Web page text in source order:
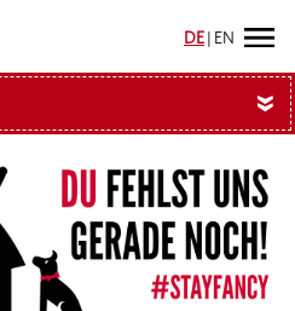
DE EN
»